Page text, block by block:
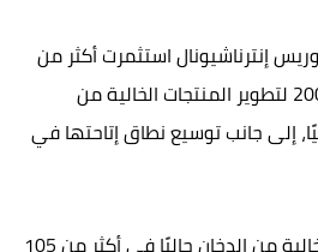
إنترناشيونال استثمرت أكثر من
16 مليار دولار منذ عام 2008 لتطوير المنتجات الخالية من
إلى جانب توسيع نطاق إتاحتها في
وتتوفر منتجات الشركة الخالية من الدخان حاليًا في أكثر من 105